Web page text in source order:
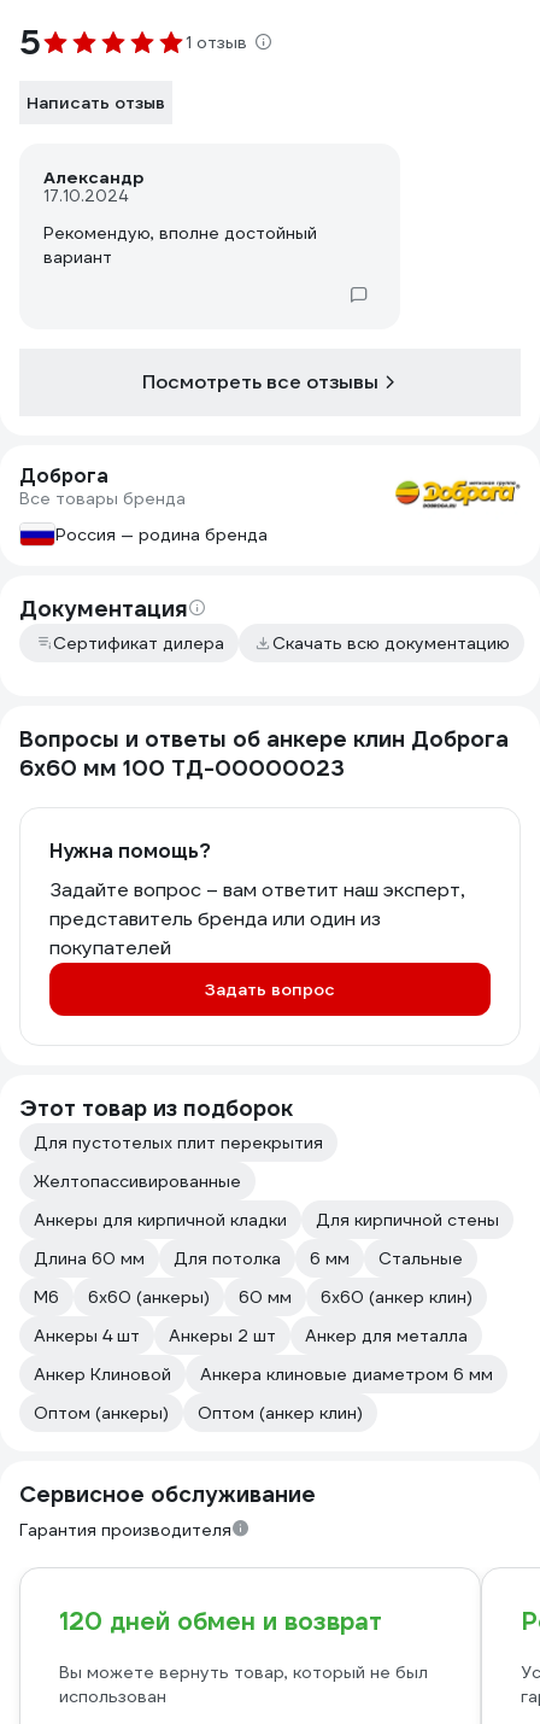
5 1 отзыв
Написать отзыв
Александр
17.10.2024
Рекомендую, вполне достойный
вариант
Посмотреть все отзывы
Доброга
Все товары бренда
Россия — родина бренда
Документация
Сертификат дилера Скачать всю документацию
Вопросы и ответы об анкере клин Доброга
6x60 мм 100 ТД-00000023
Нужна помощь?
Задайте вопрос – вам ответит наш эксперт,
представитель бренда или один из
покупателей
Задать вопрос
Этот товар из подборок
Для пустотелых плит перекрытия
Желтопассивированные
Анкеры для кирпичной кладки
Для кирпичной стены
Длина 60 мм
Для потолка 6 мм
Стальные
М6
6х60 (анкеры) 60 мм
6х60 (анкер клин)
Анкеры 4 шт
Анкеры 2 шт
Анкер для металла
Анкер Клиновой
Анкера клиновые диаметром 6 мм
Оптом (анкеры)
Оптом (анкер клин)
Сервисное обслуживание
Гарантия производителя
120 дней обмен и возврат
Вы можете вернуть товар, который не был
использован